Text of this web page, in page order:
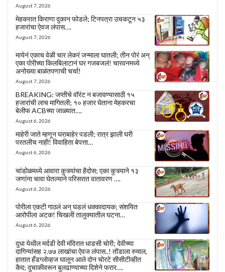
August 7, 2026
मेहकरात किराणा दुकान फोडले; टिनपत्रा उचकटून ५३
हजारांचा ऐवज लंपास….
August 7, 2026
मायेनं एकाच वेळी चार लेकरं जन्माला घातली; तीन पोरं अन्
एका पोरीच्या किलबिलाटानं घर गजबजलं! चारवनमध्ये
अनोख्या बाळंतपणाची चर्चा!
August 7, 2026
BREAKING: जप्तीचे वॉरंट न बजावण्यासाठी १५
हजारांची लाच मागितली; १० हजार घेताना मेहकरचा
बेलीफ ACBच्या जाळ्यात….
August 6, 2026
माहेरी जाते म्हणून घराबाहेर पडली; रात्र झाली घरी
परतलीच नाही! विवाहिता बेपत्ता…
August 6, 2026
चांडोळमध्ये आवारा कुत्र्यांचा हैदोस; एका कुत्र्याने १३
जणांना चावा घेतल्याने परिसरात वातावरण ….
August 6, 2026
पोरीला एकटी गाठलं अन् घडलं धक्कादायक; संशयित
आरोपीला अटक! चिखली तालुक्यातील घटना…
August 6, 2026
दुधा येथील मर्दडी देवी मंदिरात धाडसी चोरी; देवीच्या
दागिन्यांसह २.७७ लाखांचा ऐवज लंपास..! तोंडाला रुमाल,
हातात हँडग्लोव्हज घालून आले दोन चोरटे सीसीटीव्हीत
कैद; दुचाकीवरून बुलढाण्याच्या दिशेने फरार….